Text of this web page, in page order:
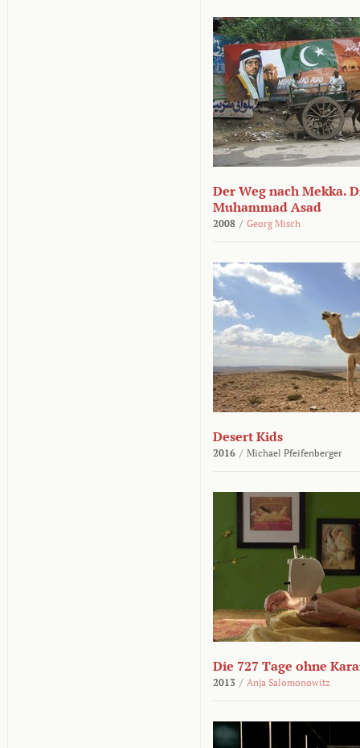
Der Weg nach Mekka.
Muhammad Asad
2008 / Georg Misch
Desert Kids
2016 / Michael Pfeifenberger
Die 727 Tage ohne
2013 / Anja Salomonowitz